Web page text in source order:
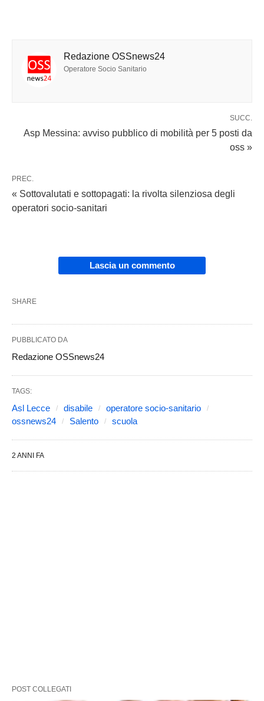
Redazione OSSnews24
Operatore Socio Sanitario
SUCC.
Asp Messina: avviso pubblico di mobilità per 5 posti da
oss »
PREC.
« Sottovalutati e sottopagati: la rivolta silenziosa degli
operatori socio-sanitari
Lascia un commento
SHARE
PUBBLICATO DA
Redazione OSSnews24
TAGS:
Asl Lecce disabile
operatore socio-sanitario
ossnews24
Salento scuola
2 ANNI FA
POST COLLEGATI